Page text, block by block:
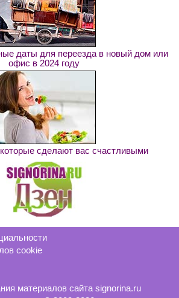
даты для переезда в новый дом или
офис в 2024 году
сделают вас счастливыми
cookie
материалов сайта signorina.ru